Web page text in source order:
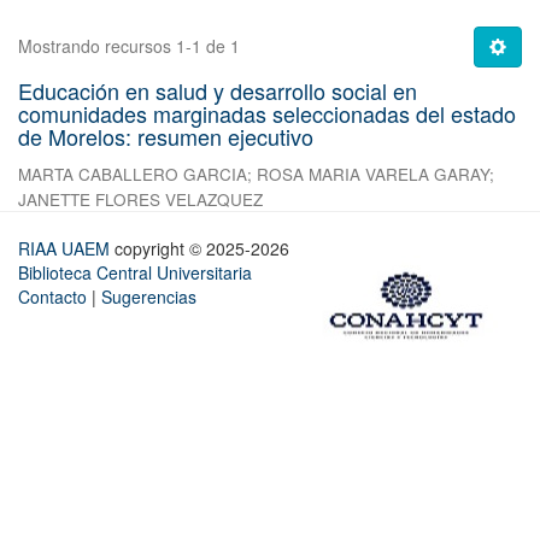
Mostrando recursos 1-1 de 1
Educación en salud y desarrollo social en
comunidades marginadas seleccionadas del estado
de Morelos: resumen ejecutivo
MARTA CABALLERO GARCIA; ROSA MARIA VARELA GARAY;
JANETTE FLORES VELAZQUEZ
RIAA UAEM copyright © 2025-2026
Biblioteca Central Universitaria
Contacto | Sugerencias